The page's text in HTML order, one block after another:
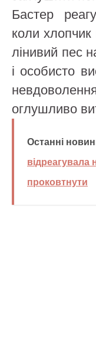
Бастер
коли
лінивий пес
і особисто
оглушливо
Останні
відреагувала
проковтнути